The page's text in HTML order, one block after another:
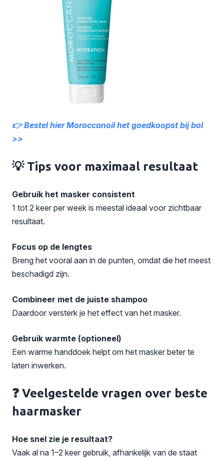
👉 Bestel hier Moroccanoil het goedkoopst bij bol
>>
💡 Tips voor maximaal resultaat
Gebruik het masker consistent
1 tot 2 keer per week is meestal ideaal voor zichtbaar
resultaat.
Focus op de lengtes
Breng het vooral aan in de punten, omdat die het meest
beschadigd zijn.
Combineer met de juiste shampoo
Daardoor versterk je het effect van het masker.
Gebruik warmte (optioneel)
Een warme handdoek helpt om het masker beter te
laten inwerken.
❓ Veelgestelde vragen over beste
haarmasker
Hoe snel zie je resultaat?
Vaak al na 1–2 keer gebruik, afhankelijk van de staat